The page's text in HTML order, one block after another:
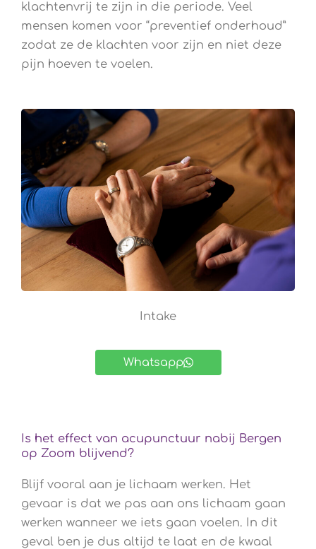
klachtenvrij te zijn in die periode. Veel
mensen komen voor “preventief onderhoud”
zodat ze de klachten voor zijn en niet deze
pijn hoeven te voelen.
Intake
Whatsapp
Is het effect van acupunctuur nabij Bergen
op Zoom blijvend?
Blijf vooral aan je lichaam werken. Het
gevaar is dat we pas aan ons lichaam gaan
werken wanneer we iets gaan voelen. In dit
geval ben je dus altijd te laat en de kwaal